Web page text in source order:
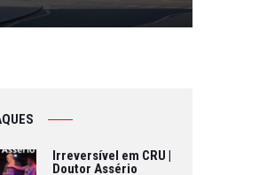
Irreversível em CRU |
Doutor Assério